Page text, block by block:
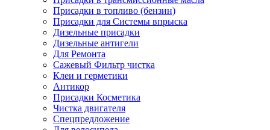
Присадки в топливо (бензин)
Присадки для Системы впрыска
Дизельные присадки
Дизельные антигели
Для Ремонта
Сажевый Фильтр чистка
Клеи и герметики
Антикор
Присадки Косметика
Чистка двигателя
Спецпредложение